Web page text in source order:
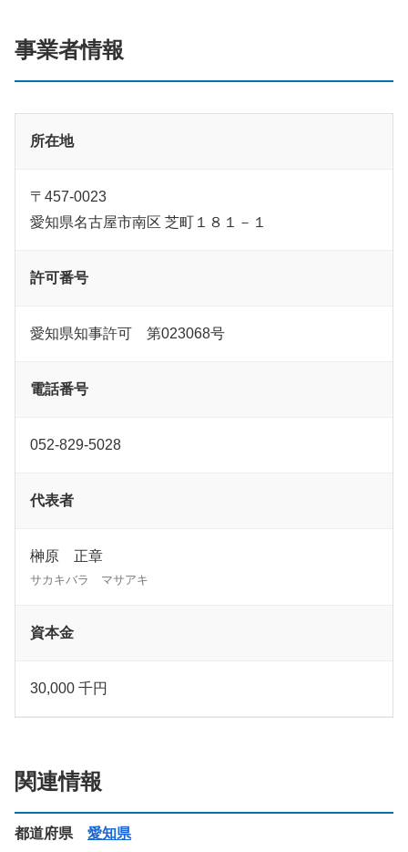
事業者情報
所在地
〒457-0023
愛知県名古屋市南区 芝町１８１－１
許可番号
愛知県知事許可 第023068号
電話番号
052-829-5028
代表者
榊原 正章
サカキバラ マサアキ
資本金
30,000 千円
関連情報
都道府県 愛知県